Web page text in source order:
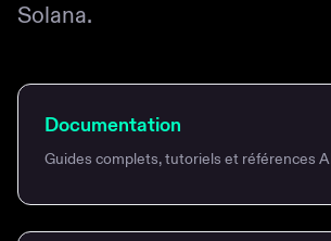
Solana.
Documentation
Guides complets, tutoriels et références